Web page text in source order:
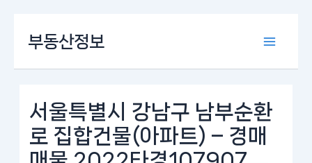
로
부동산정보
서울특별시 강남구 남부순환
로 집합건물(아파트) – 경매